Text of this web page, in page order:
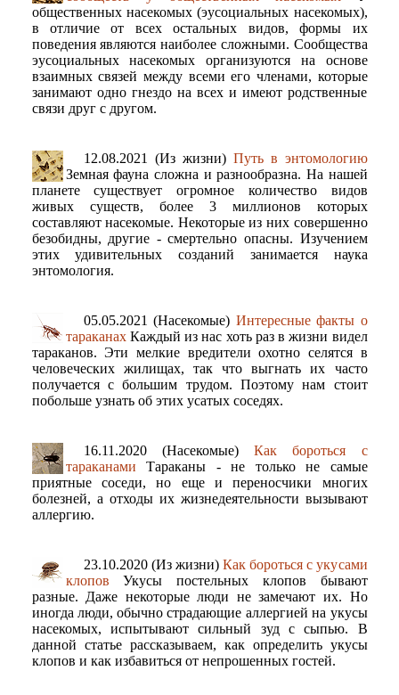
общественных насекомых (эусоциальных насекомых),
в отличие от всех остальных видов, формы их
поведения являются наиболее сложными. Сообщества
эусоциальных насекомых организуются на основе
взаимных связей между всеми его членами, которые
занимают одно гнездо на всех и имеют родственные
связи друг с другом.
12.08.2021 (Из жизни) Путь в энтомологию
Земная фауна сложна и разнообразна. На нашей
планете существует огромное количество видов
живых существ, более 3 миллионов которых
составляют насекомые. Некоторые из них совершенно
безобидны, другие - смертельно опасны. Изучением
этих удивительных созданий занимается наука
энтомология.
05.05.2021 (Насекомые) Интересные факты о
тараканахКаждый из нас хоть раз в жизни видел
тараканов. Эти мелкие вредители охотно селятся в
человеческих жилищах, так что выгнать их часто
получается с большим трудом. Поэтому нам стоит
побольше узнать об этих усатых соседях.
16.11.2020 (Насекомые) Как бороться с
тараканами Тараканы - не только не самые
приятные соседи, но еще и переносчики многих
болезней, а отходы их жизнедеятельности вызывают
аллергию.
23.10.2020 (Из жизни) Как бороться с укусами
клопов Укусы постельных клопов бывают
разные. Даже некоторые люди не замечают их. Но
иногда люди, обычно страдающие аллергией на укусы
насекомых, испытывают сильный зуд с сыпью. В
данной статье рассказываем, как определить укусы
клопов и как избавиться от непрошенных гостей.